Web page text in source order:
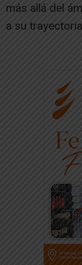
más allá del
a su